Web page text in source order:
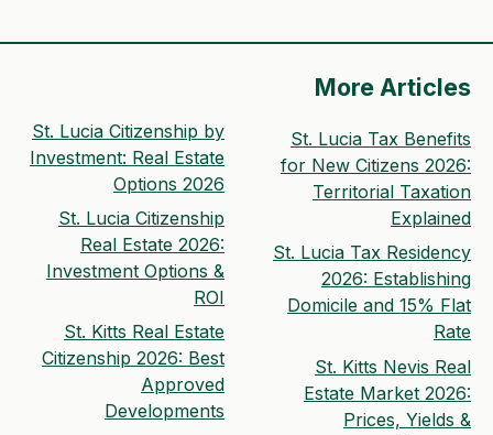
More Articles
St. Lucia Tax Benefits
for New Citizens 2026:
Territorial Taxation
Explained
St. Lucia Tax Residency
2026: Establishing
Domicile and 15% Flat
Rate
St. Kitts Nevis Real
Estate Market 2026:
Prices, Yields &
St. Lucia Citizenship by
Investment: Real Estate
Options 2026
St. Lucia Citizenship
Real Estate 2026:
Investment Options &
ROI
St. Kitts Real Estate
Citizenship 2026: Best
Approved
Developments